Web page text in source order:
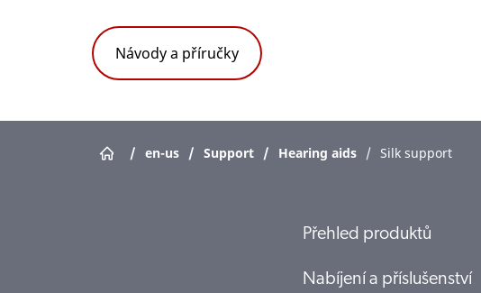
Návody a příručky
/ en-us / Support / Hearing aids / Silk support
Přehled produktů
Nabíjení a příslušenství